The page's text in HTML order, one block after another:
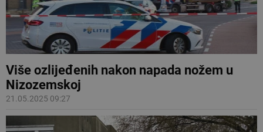
Više ozlijeđenih nakon napada nožem u
Nizozemskoj
21.05.2025 09:27